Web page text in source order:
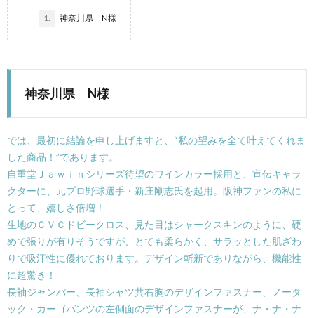
1. 神奈川県 N様
神奈川県 N様
では、最初に結論を申し上げますと、“私の望みを全て叶えてくれま
した商品！”であります。
自重堂Ｊａｗｉｎシリーズ待望のワインカラー採用と、宣伝キャラ
クターに、元プロ野球選手・新庄剛志氏を起用。阪神ファンの私に
とって、嬉しさ倍増！
生地のＣＶＣドビークロス、見た目はシャークスキンのように、硬
めで張りが有りそうですが、とても柔らかく、サラッとした肌ざわ
りで吸汗性に優れております。デザイン斬新でありながら、機能性
に超驚き！
長袖ジャンバー、長袖シャツ共右胸のデザインファスナー、ノータ
ック・カーゴパンツの左側面のデザインファスナーが、ナ・ナ・ナ